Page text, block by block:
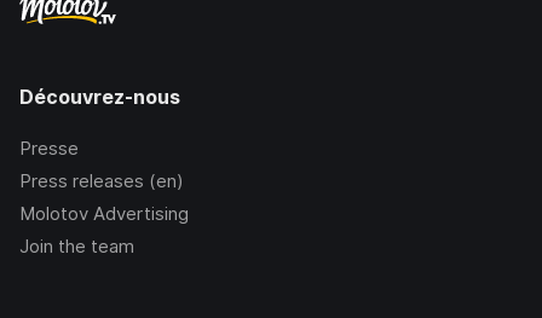
Découvrez-nous
Presse
Press releases (en)
Molotov Advertising
Join the team